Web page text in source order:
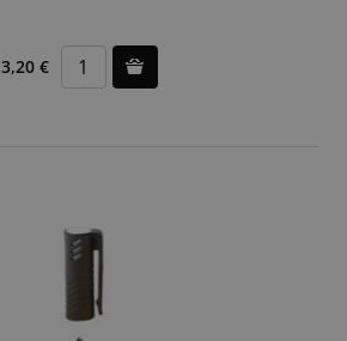
3,20 €